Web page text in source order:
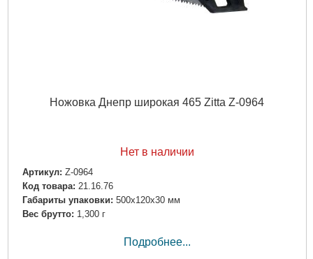
Ножовка Днепр широкая 465 Zitta Z-0964
Нет в наличии
Артикул: Z-0964
Код товара: 21.16.76
Габариты упаковки: 500x120x30 мм
Вес брутто: 1,300 г
Подробнее...